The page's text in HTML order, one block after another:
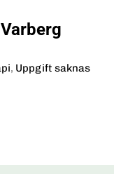
, Uppgift saknas